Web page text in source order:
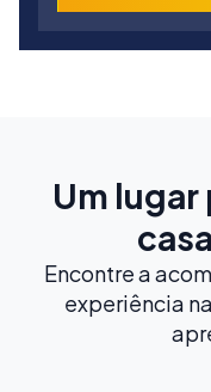
Um lugar
Encontre a
experiência